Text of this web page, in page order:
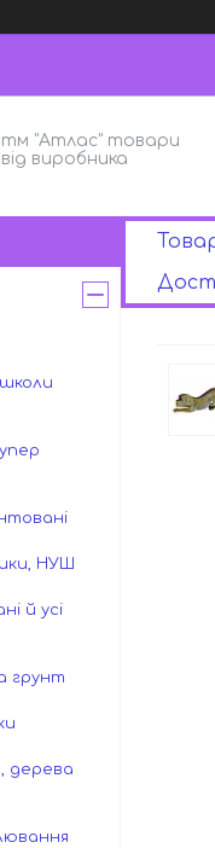
тм "Атлас" товари
від виробника
НУШ
й усі
грунт
дерева